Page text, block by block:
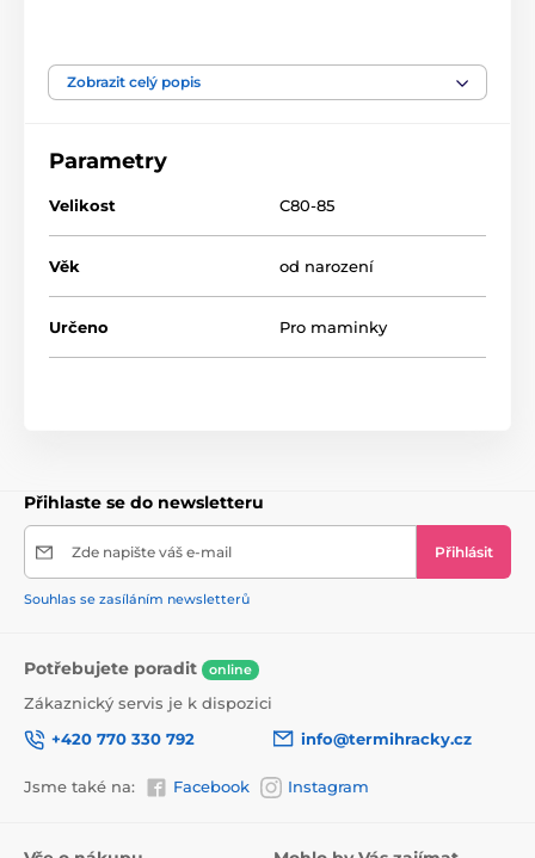
hypoalergenní
perfektně sedí před i po krmení
Materiál: Polyamid 90%, Elastan 10%
Zobrazit celý popis
Parametry
Velikost C80-85
Věk od narození
Určeno Pro maminky
Přihlaste se do newsletteru
Zde napište váš e-mail Přihlásit
Souhlas se zasíláním newsletterů
Potřebujete poradit online
Zákaznický servis je k dispozici
+420 770 330 792
info@termihracky.cz
Jsme také na: Facebook Instagram